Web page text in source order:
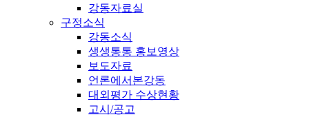
강동자료실
구정소식
강동소식
생생통통 홍보영상
보도자료
언론에서본강동
대외평가 수상현황
고시/공고